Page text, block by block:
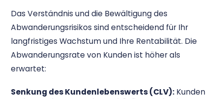
Das Verständnis und die Bewältigung des
Abwanderungsrisikos sind entscheidend für Ihr
langfristiges Wachstum und Ihre Rentabilität. Die
Abwanderungsrate von Kunden ist höher als
erwartet:
Senkung des Kundenlebenswerts (CLV): Kunden